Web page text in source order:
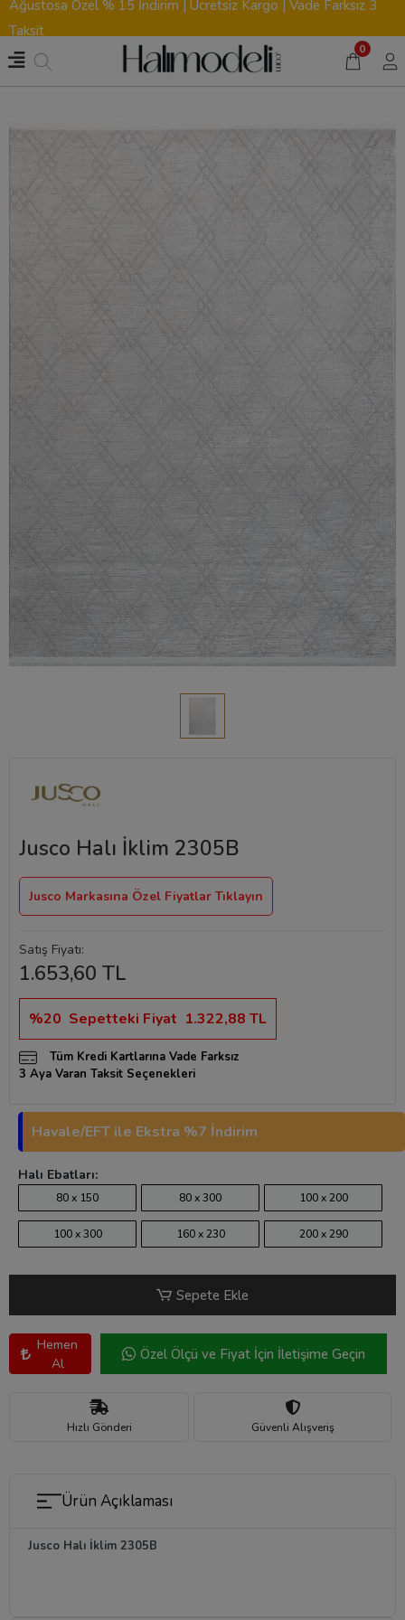
Ağustosa Özel % 15 İndirim | Ücretsiz Kargo | Vade Farksız 3
Taksit
0
Jusco Halı İklim 2305B
Jusco Markasına Özel Fiyatlar Tıklayın
Satış Fiyatı:
1.653,60 TL
%20 Sepetteki Fiyat 1.322,88 TL
Tüm Kredi Kartlarına Vade Farksız
3 Aya Varan Taksit Seçenekleri
Havale/EFT ile Ekstra %7 İndirim
Halı Ebatları:
80 x 150 80 x 300 100 x 200
100 x 300 160 x 230 200 x 290
Sepete Ekle
Hemen
Al
Özel Ölçü ve Fiyat İçin İletişime Geçin
Hızlı Gönderi Güvenli Alışveriş
Ürün Açıklaması
Jusco Halı İklim 2305B